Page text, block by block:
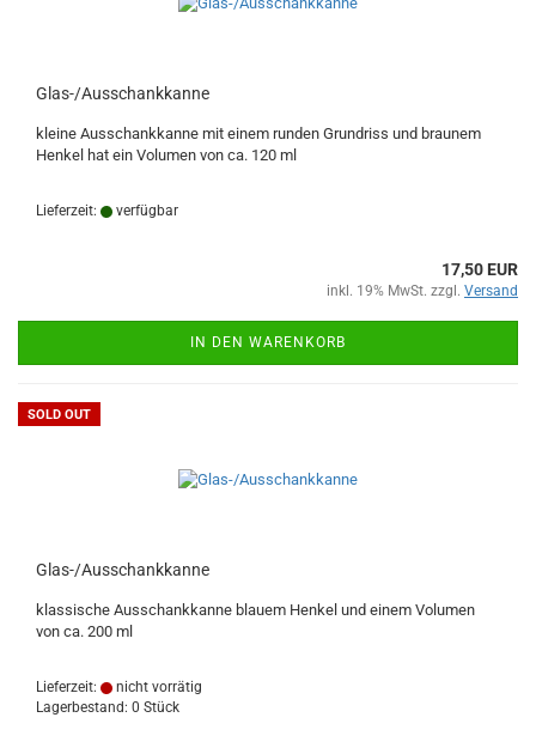
Glas-/Ausschankkanne
kleine Ausschankkanne mit einem runden Grundriss und braunem
Henkel hat ein Volumen von ca. 120 ml
Lieferzeit: verfügbar
17,50 EUR
inkl. 19% MwSt. zzgl. Versand
IN DEN WARENKORB
SOLD OUT
Glas-/Ausschankkanne
klassische Ausschankkanne blauem Henkel und einem Volumen
von ca. 200 ml
Lieferzeit:
nicht vorrätig
Lagerbestand: 0 Stück